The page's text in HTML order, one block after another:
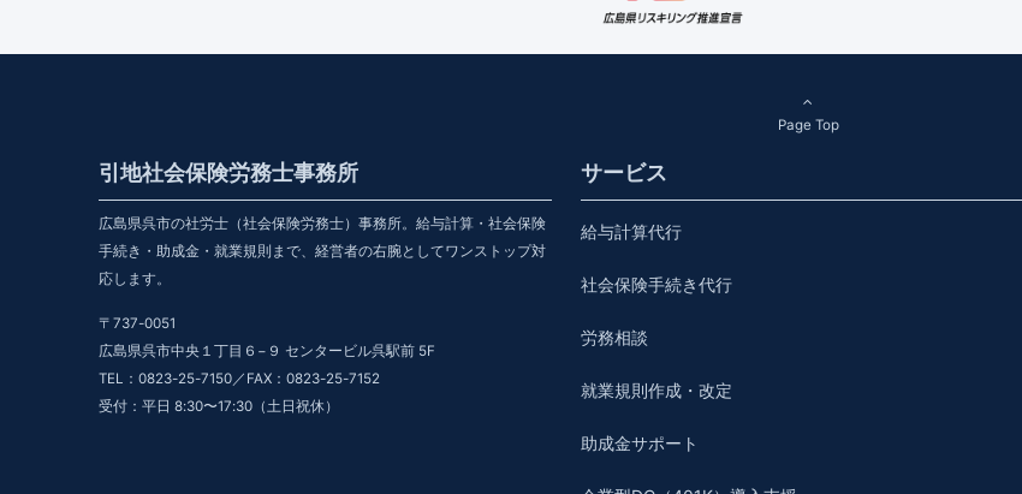
Page Top
引地社会保険労務士事務所
広島県呉市の社労士（社会保険労務士）事務所。給与計算・社会保険
手続き・助成金・就業規則まで、経営者の右腕としてワンストップ対
応します。
〒737-0051
広島県呉市中央１丁目６−９ センタービル呉駅前 5F
TEL：0823-25-7150／FAX：0823-25-7152
受付：平日 8:30〜17:30（土日祝休）
サービス
給与計算代行
社会保険手続き代行
労務相談
就業規則作成・改定
助成金サポート